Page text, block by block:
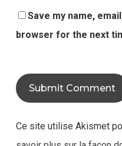
Save my name,
browser for the next
Ce site utilise Akismet